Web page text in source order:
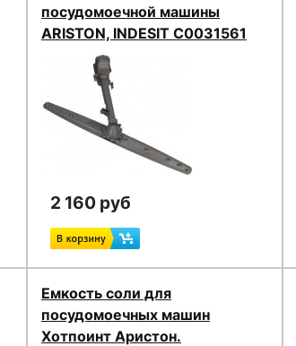
посудомоечной машины
ARISTON, INDESIT C0031561
2 160 руб
Емкость соли для
посудомоечных машин
Хотпоинт Аристон.